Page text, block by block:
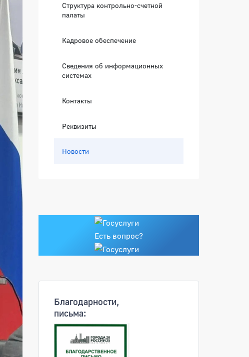
Структура контрольно-счетной
палаты
Кадровое обеспечение
Сведения об информационных
системах
Контакты
Реквизиты
Новости
Есть вопрос?
Благодарности,
письма: